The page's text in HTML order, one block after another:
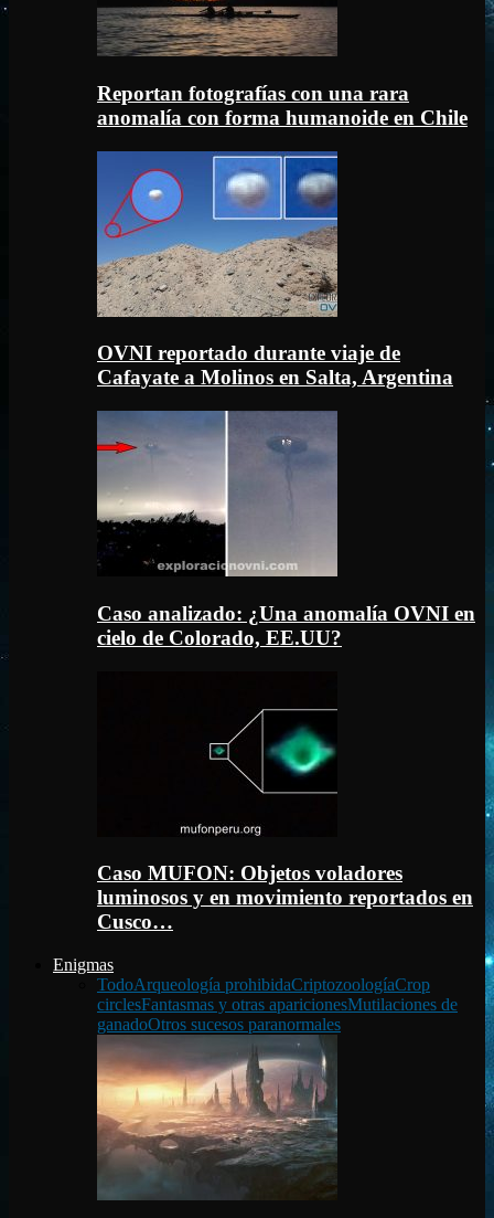
Reportan fotografías con una rara
anomalía con forma humanoide en Chile
OVNI reportado durante viaje de
Cafayate a Molinos en Salta, Argentina
Caso analizado: ¿Una anomalía OVNI en
cielo de Colorado, EE.UU?
Caso MUFON: Objetos voladores
luminosos y en movimiento reportados en
Cusco…
Enigmas
TodoArqueología prohibidaCriptozoologíaCrop
circlesFantasmas y otras aparicionesMutilaciones de
ganadoOtros sucesos paranormales